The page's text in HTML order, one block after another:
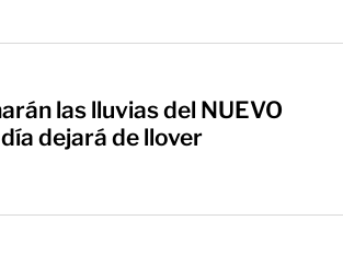
las lluvias del NUEVO
dejará de llover